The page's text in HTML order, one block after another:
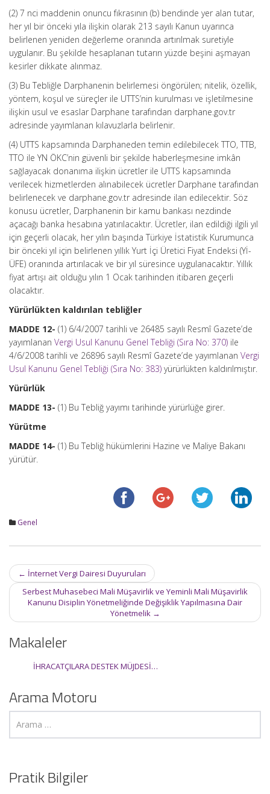
(2) 7 nci maddenin onuncu fıkrasının (b) bendinde yer alan tutar,
her yıl bir önceki yıla ilişkin olarak 213 sayılı Kanun uyarınca
belirlenen yeniden değerleme oranında artırılmak suretiyle
uygulanır. Bu şekilde hesaplanan tutarın yüzde beşini aşmayan
kesirler dikkate alınmaz.
(3) Bu Tebliğle Darphanenin belirlemesi öngörülen; nitelik, özellik,
yöntem, koşul ve süreçler ile UTTS’nin kurulması ve işletilmesine
ilişkin usul ve esaslar Darphane tarafından darphane.gov.tr
adresinde yayımlanan kılavuzlarla belirlenir.
(4) UTTS kapsamında Darphaneden temin edilebilecek TTO, TTB,
TTO ile YN ÖKC’nin güvenli bir şekilde haberleşmesine imkân
sağlayacak donanıma ilişkin ücretler ile UTTS kapsamında
verilecek hizmetlerden alınabilecek ücretler Darphane tarafından
belirlenecek ve darphane.gov.tr adresinde ilan edilecektir. Söz
konusu ücretler, Darphanenin bir kamu bankası nezdinde
açacağı banka hesabına yatırılacaktır. Ücretler, ilan edildiği ilgili yıl
için geçerli olacak, her yılın başında Türkiye İstatistik Kurumunca
bir önceki yıl için belirlenen yıllık Yurt İçi Üretici Fiyat Endeksi (Yİ-
ÜFE) oranında artırılacak ve bir yıl süresince uygulanacaktır. Yıllık
fiyat artışı ait olduğu yılın 1 Ocak tarihinden itibaren geçerli
olacaktır.
Yürürlükten kaldırılan tebliğler
MADDE 12- (1) 6/4/2007 tarihli ve 26485 sayılı Resmî Gazete’de
yayımlanan Vergi Usul Kanunu Genel Tebliği (Sıra No: 370) ile
4/6/2008 tarihli ve 26896 sayılı Resmî Gazete’de yayımlanan Vergi
Usul Kanunu Genel Tebliği (Sıra No: 383) yürürlükten kaldırılmıştır.
Yürürlük
MADDE 13- (1) Bu Tebliğ yayımı tarihinde yürürlüğe girer.
Yürütme
MADDE 14- (1) Bu Tebliğ hükümlerini Hazine ve Maliye Bakanı
yürütür.
Genel
Post
navigation
← İnternet Vergi Dairesi Duyuruları
Serbest Muhasebeci Mali Müşavirlik ve Yeminli Mali Müşavirlik
Kanunu Disiplin Yönetmeliğinde Değişiklik Yapılmasına Dair
Yönetmelik →
Makaleler
İHRACATÇILARA DESTEK MÜJDESİ…
Arama Motoru
Pratik Bilgiler